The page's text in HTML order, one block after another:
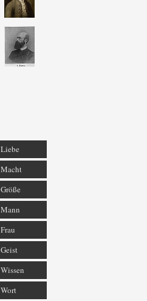
Liebe
Macht
Größe
Mann
Frau
Geist
Wissen
Wort